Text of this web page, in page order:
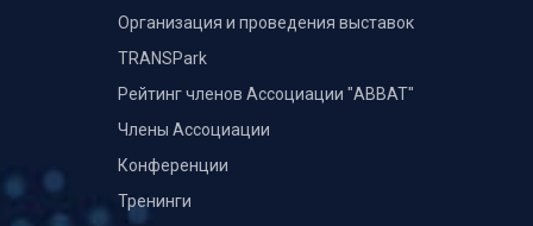
Организация и проведения выставок
TRANSPark
Рейтинг членов Ассоциации "АВВАТ"
Члены Ассоциации
Конференции
Тренинги